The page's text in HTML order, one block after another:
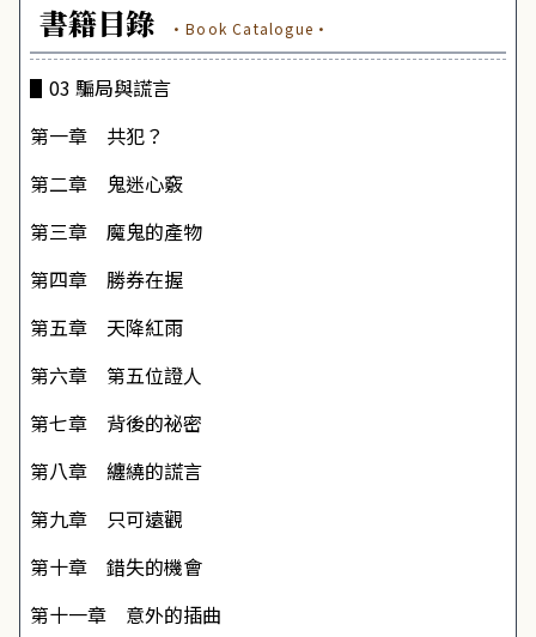
書籍目錄 ·Book Catalogue·
▋03 騙局與謊言
第一章 共犯？
第二章 鬼迷心竅
第三章 魔鬼的產物
第四章 勝券在握
第五章 天降紅雨
第六章 第五位證人
第七章 背後的祕密
第八章 纏繞的謊言
第九章 只可遠觀
第十章 錯失的機會
第十一章 意外的插曲